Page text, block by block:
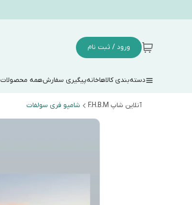
ورود / ثبت نام
دسته‌بندی کالاهاخانهپیگیری سفارشهمه محصولات
آنلاین شاپ F.H.B.M شامپو فری سولفات